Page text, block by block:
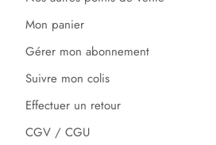
Mon panier
Gérer mon abonnement
Suivre mon colis
Effectuer un retour
CGV / CGU